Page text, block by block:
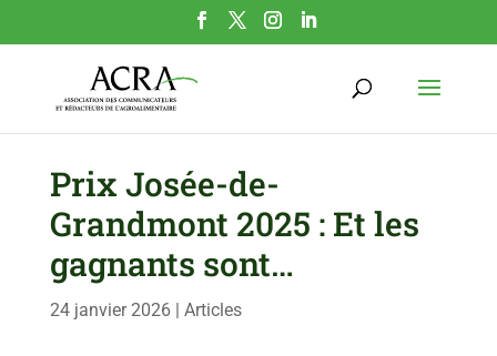
Prix Josée-de-
Grandmont 2025 : Et les
gagnants sont…
24 janvier 2026| Articles